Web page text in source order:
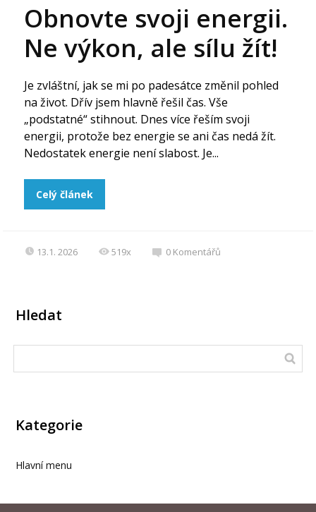
Obnovte svoji energii.
Ne výkon, ale sílu žít!
Je zvláštní, jak se mi po padesátce změnil pohled
na život. Dřív jsem hlavně řešil čas. Vše
„podstatné“ stihnout. Dnes více řeším svoji
energii, protože bez energie se ani čas nedá žít.
Nedostatek energie není slabost. Je...
Celý článek
13.1. 2026 519x 0 Komentářů
Hledat
Kategorie
Hlavní menu